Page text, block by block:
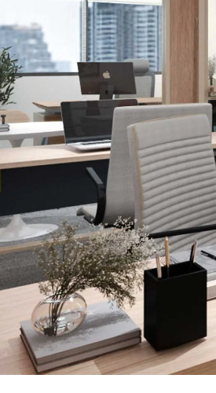
Itoki
Hardware & Fitting
Furniture Fitting
Architectural Hardware
Surfacing and Flooring Material
Fire-rated & Decorative Doors
Elevator Decoration
Ergonomic Recliner